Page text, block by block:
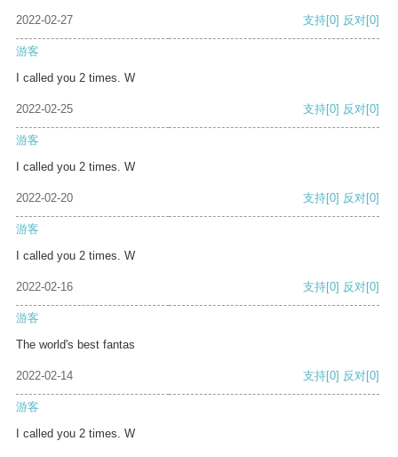
2022-02-27 支持[0] 反对[0]
游客
I called you 2 times. W
2022-02-25 支持[0] 反对[0]
游客
I called you 2 times. W
2022-02-20 支持[0] 反对[0]
游客
I called you 2 times. W
2022-02-16 支持[0] 反对[0]
游客
The world's best fantas
2022-02-14 支持[0] 反对[0]
游客
I called you 2 times. W